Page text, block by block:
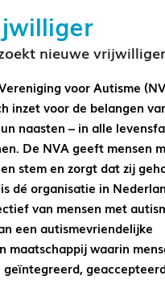
nieuwe
voor Autisme
inzet voor de belangen
naasten – in alle
De NVA geeft mensen
stem en zorgt dat zij
dé organisatie in
van mensen met
een autismevriendelijke
maatschappij waarin